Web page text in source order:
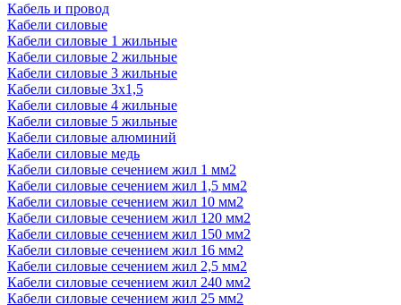
Кабель и провод
Кабели силовые
Кабели силовые 1 жильные
Кабели силовые 2 жильные
Кабели силовые 3 жильные
Кабели силовые 3х1,5
Кабели силовые 4 жильные
Кабели силовые 5 жильные
Кабели силовые алюминий
Кабели силовые медь
Кабели силовые сечением жил 1 мм2
Кабели силовые сечением жил 1,5 мм2
Кабели силовые сечением жил 10 мм2
Кабели силовые сечением жил 120 мм2
Кабели силовые сечением жил 150 мм2
Кабели силовые сечением жил 16 мм2
Кабели силовые сечением жил 2,5 мм2
Кабели силовые сечением жил 240 мм2
Кабели силовые сечением жил 25 мм2